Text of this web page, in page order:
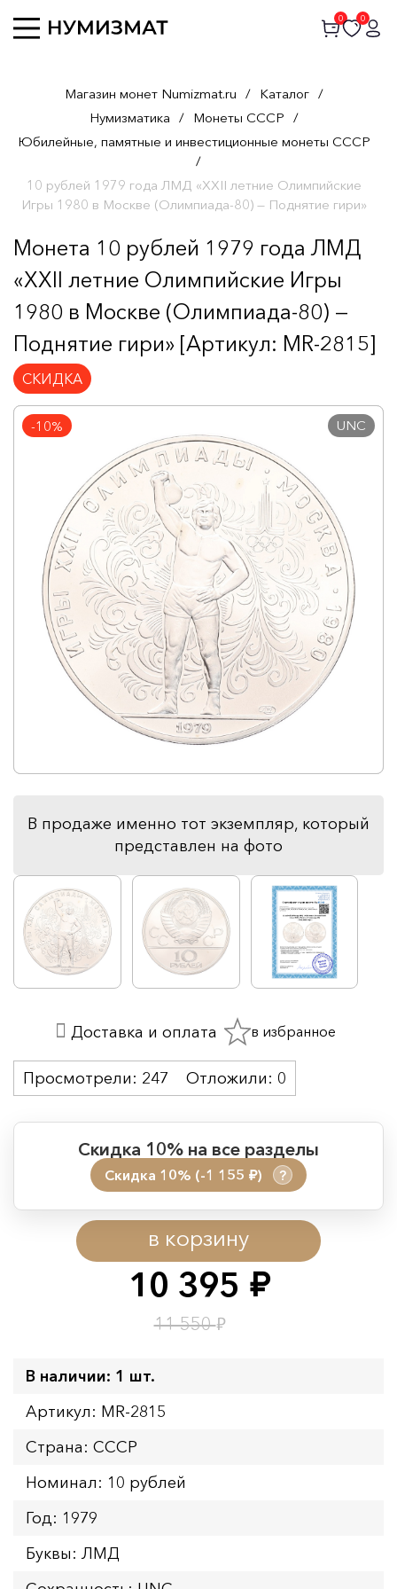
0 0
Магазин монет Numizmat.ru / Каталог /
Нумизматика / Монеты СССР /
Юбилейные, памятные и инвестиционные монеты СССР
/
10 рублей 1979 года ЛМД «XXII летние Олимпийские
Игры 1980 в Москве (Олимпиада-80) — Поднятие гири»
Монета 10 рублей 1979 года ЛМД
«XXII летние Олимпийские Игры
1980 в Москве (Олимпиада-80) —
Поднятие гири» [Артикул: MR-2815]
СКИДКА
-10% UNC
В продаже именно тот экземпляр, который
представлен на фото
10 395 руб.
11 550₽
в корзину
Скидка 10% на все разделы
Скидка 10% (-1 155 руб.) ?
Период действия акции:
Начало:
08.08.2026 00:01
Окончание:
09.08.2026 23:59
Время до окончания:
Просмотрели: 247 Отложили: 0
Доставка и оплата в избранное
В наличии: 1 шт.
Артикул: MR-2815
Страна: СССР
Номинал: 10 рублей
Год: 1979
Буквы: ЛМД